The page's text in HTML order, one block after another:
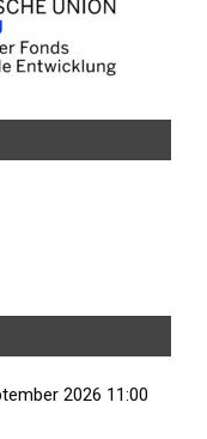
2026 11:00